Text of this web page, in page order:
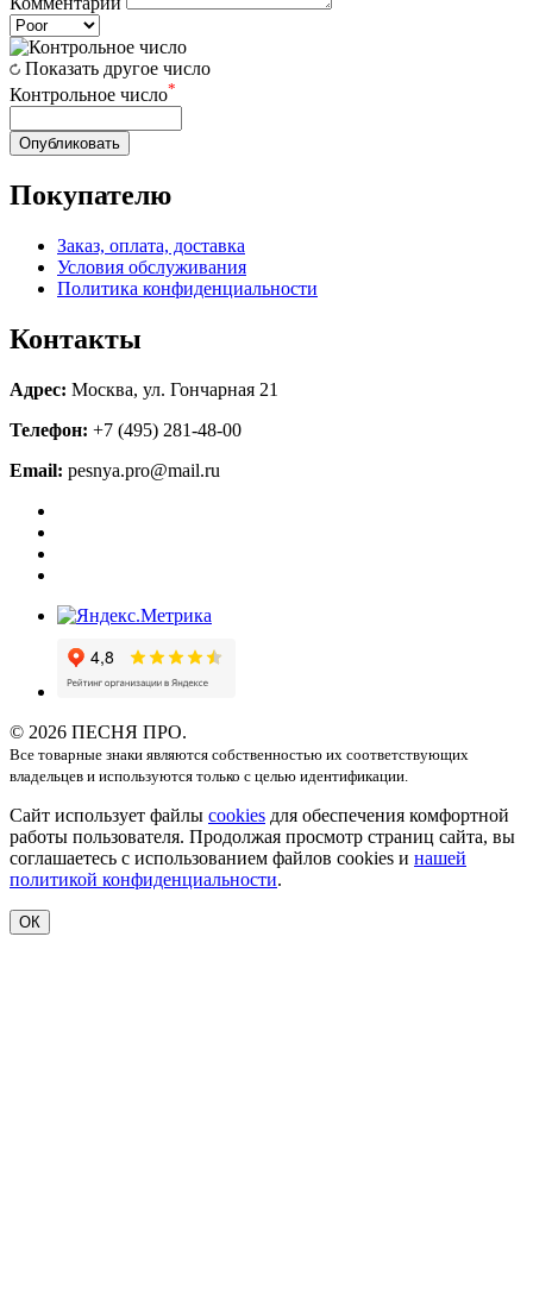
Показать другое число
Контрольное число*
Опубликовать
Покупателю
Заказ, оплата, доставка
Условия обслуживания
Политика конфиденциальности
Контакты
Адрес: Москва, ул. Гончарная 21
Телефон: +7 (495) 281-48-00
Email: pesnya.pro@mail.ru
© 2026 ПЕСНЯ ПРО.
Все товарные знаки являются собственностью их соответствующих
владельцев и используются только с целью идентификации.
Сайт использует файлы cookies для обеспечения комфортной
работы пользователя. Продолжая просмотр страниц сайта, вы
соглашаетесь с использованием файлов cookies и нашей
политикой конфиденциальности.
ОК